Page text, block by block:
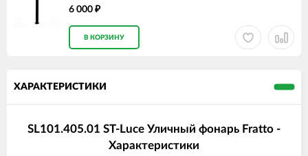
6 000 ₽
В КОРЗИНУ
ХАРАКТЕРИСТИКИ
SL101.405.01 ST-Luce Уличный фонарь Fratto -
Характеристики